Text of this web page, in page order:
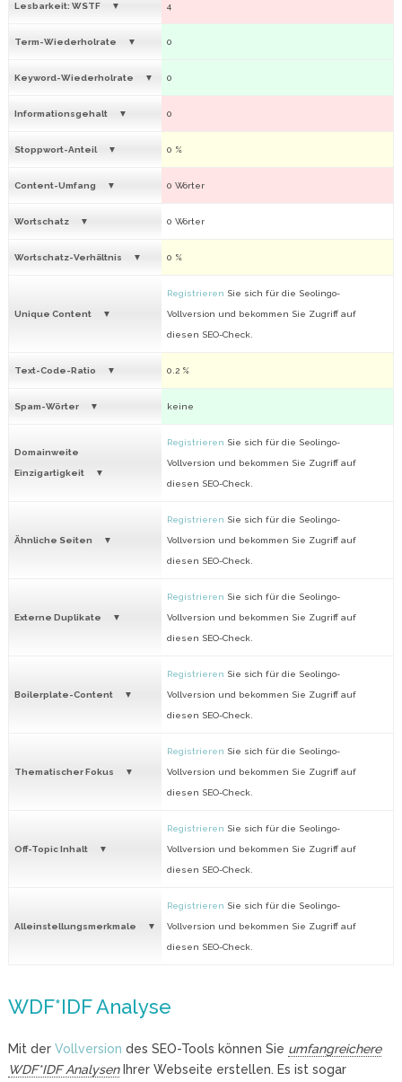
Lesbarkeit: WSTF 4
Term-Wiederholrate 0
Keyword-Wiederholrate 0
Informationsgehalt 0
Stoppwort-Anteil 0 %
Content-Umfang 0 Wörter
Wortschatz 0 Wörter
Wortschatz-Verhältnis 0 %
Unique Content
Registrieren Sie sich für die Seolingo-
Vollversion und bekommen Sie Zugriff auf
diesen SEO-Check.
Text-Code-Ratio 0.2 %
Spam-Wörter keine
Domainweite
Einzigartigkeit
Registrieren Sie sich für die Seolingo-
Vollversion und bekommen Sie Zugriff auf
diesen SEO-Check.
Ähnliche Seiten
Registrieren Sie sich für die Seolingo-
Vollversion und bekommen Sie Zugriff auf
diesen SEO-Check.
Externe Duplikate
Registrieren Sie sich für die Seolingo-
Vollversion und bekommen Sie Zugriff auf
diesen SEO-Check.
Boilerplate-Content
Registrieren Sie sich für die Seolingo-
Vollversion und bekommen Sie Zugriff auf
diesen SEO-Check.
Thematischer Fokus
Registrieren Sie sich für die Seolingo-
Vollversion und bekommen Sie Zugriff auf
diesen SEO-Check.
Off-Topic Inhalt
Registrieren Sie sich für die Seolingo-
Vollversion und bekommen Sie Zugriff auf
diesen SEO-Check.
Alleinstellungsmerkmale
Registrieren Sie sich für die Seolingo-
Vollversion und bekommen Sie Zugriff auf
diesen SEO-Check.
WDF*IDF Analyse
Mit der Vollversion des SEO-Tools können Sie umfangreichere
WDF*IDF AnalysenIhrer Webseite erstellen. Es ist sogar